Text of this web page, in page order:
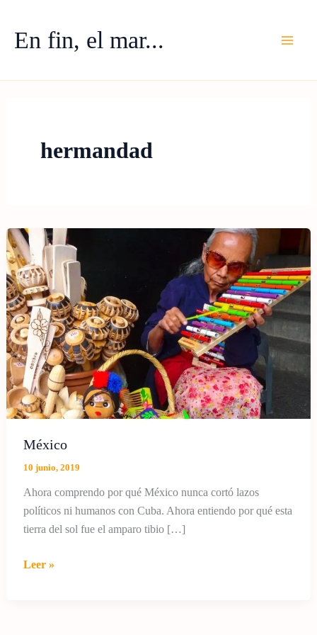
contenido
En fin, el mar...
hermandad
México
10 junio, 2019
Ahora comprendo por qué México nunca cortó lazos
políticos ni humanos con Cuba. Ahora entiendo por qué esta
tierra del sol fue el amparo tibio […]
México
Leer »